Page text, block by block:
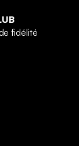
fidélité